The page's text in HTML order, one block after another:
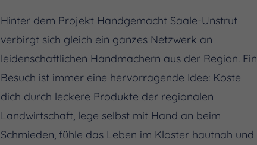
Hinter dem Projekt Handgemacht Saale-Unstrut
verbirgt sich gleich ein ganzes Netzwerk an
leidenschaftlichen Handmachern aus der Region. Ein
Besuch ist immer eine hervorragende Idee: Koste
dich durch leckere Produkte der regionalen
Landwirtschaft, lege selbst mit Hand an beim
Schmieden, fühle das Leben im Kloster hautnah und